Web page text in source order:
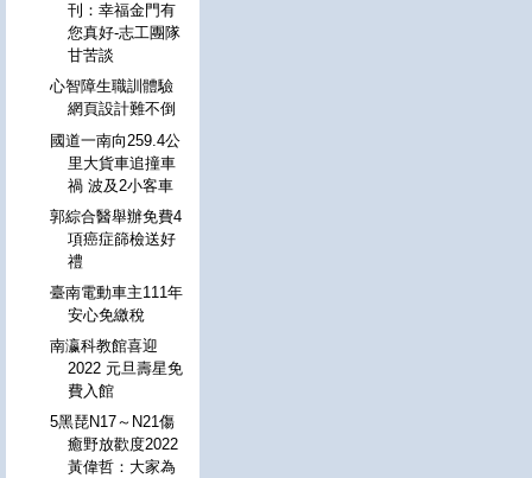
刊：幸福金門有
您真好-志工團隊
甘苦談
心智障生職訓體驗
網頁設計難不倒
國道一南向259.4公
里大貨車追撞車
禍 波及2小客車
郭綜合醫舉辦免費4
項癌症篩檢送好
禮
臺南電動車主111年
安心免繳稅
南瀛科教館喜迎
2022 元旦壽星免
費入館
5黑琵N17～N21傷
癒野放歡度2022
黃偉哲：大家為